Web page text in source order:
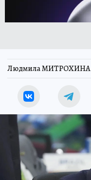
Людмила МИТРОХИНА